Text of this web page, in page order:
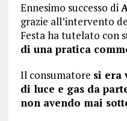
Ennesimo successo di
grazie all’intervento
Festa ha tutelato con
di una pratica
Il consumatore si era
di luce e gas da
non avendo mai